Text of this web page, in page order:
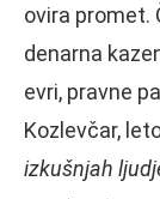
ovira promet.
denarna
evri, pravne
Kozlevčar,
izkušnjah